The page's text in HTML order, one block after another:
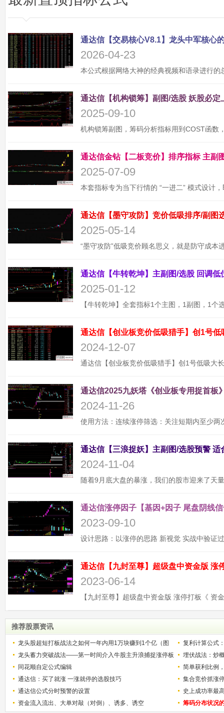
2026-04-23
2025-09-10
2025-07-09
2025-05-14
2025-01-12
通达信【创业板竞价低吸猎手】创1号
2024-12-07
通达信2025九妖塔《创业板专用捉首板
2024-11-26
2024-11-04
通达信涨停因子【基因+因子 尾盘阴线
2023-09-10
2023-06-14
推荐股票资讯
龙头股超短打板战法之如何一年内用1万块赚到1个亿（图
解）
复利计算公式
少？
龙头蓄力突破战法——第一时间介入牛股主升浪捕捉涨停板
的技巧（图解）
埋伏战法：炒
同花顺自定公式编辑
简单获利比例
用
通达信：买了就涨 一涨就停的选股技巧
集合竞价抓涨
通达信公式分时预警的设置
史上成功率最
称选股法宝！
资金流入流出、大单对敲（对倒）、诱多、诱空 筹码分布状况